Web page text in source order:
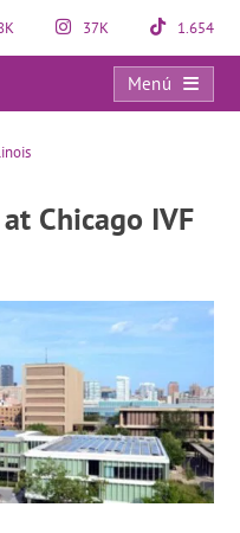
37K 1.654
Menú
University of Illinois at Chicago IVF program
Chicago IVF